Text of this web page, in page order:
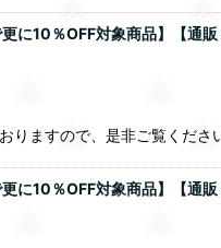
更に10％OFF対象商品】【通
りますので、是非ご覧くださ
更に10％OFF対象商品】【通